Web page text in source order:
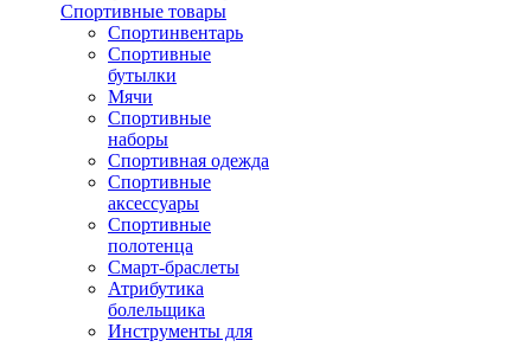
Спортивные товары
Спортинвентарь
Спортивные
бутылки
Мячи
Спортивные
наборы
Спортивная одежда
Спортивные
аксессуары
Спортивные
полотенца
Смарт-браслеты
Атрибутика
болельщика
Инструменты для